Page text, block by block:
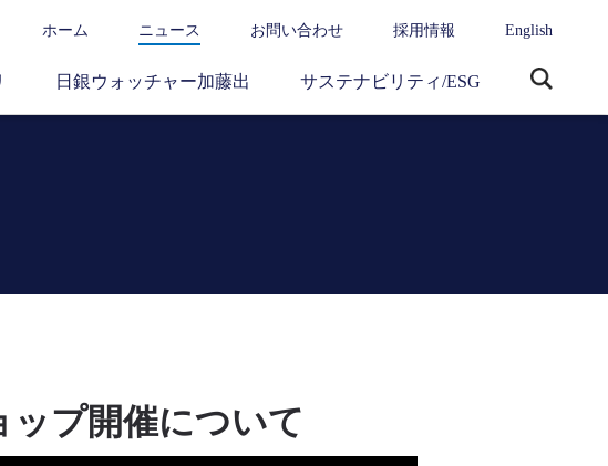
ホーム ニュース お問い合わせ 採用情報 English
日銀ウォッチャー加藤出 サステナビリティ/ESG
ップ開催について